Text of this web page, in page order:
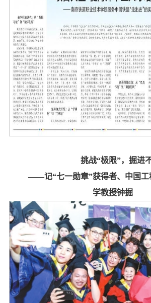
挑战“极限”，掘进
——记“七一勋章”获得者、中国工
学教授钟掘